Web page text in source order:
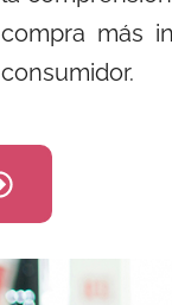
compra más
consumidor.